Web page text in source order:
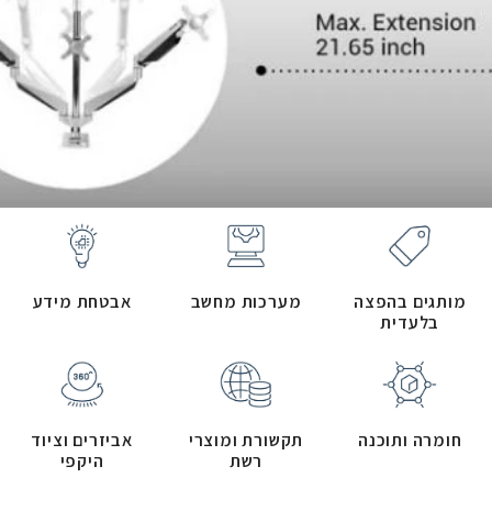
מותגים בהפצה
בלעדית
מערכות מחשב אבטחת מידע
חומרה ותוכנה
תקשורת ומוצרי
רשת
אביזרים וציוד
היקפי